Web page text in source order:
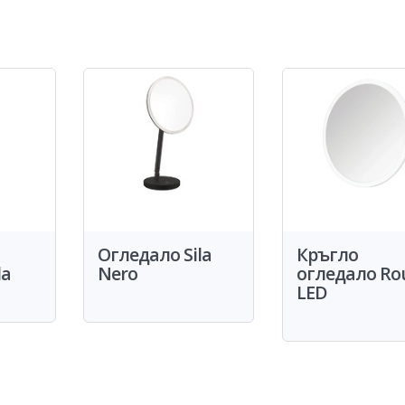
Огледало Sila
Nero
Кръгло
огледало
LED